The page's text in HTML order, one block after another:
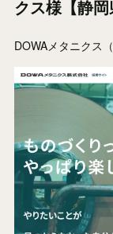
クス様【静岡
DOWAメタニクス